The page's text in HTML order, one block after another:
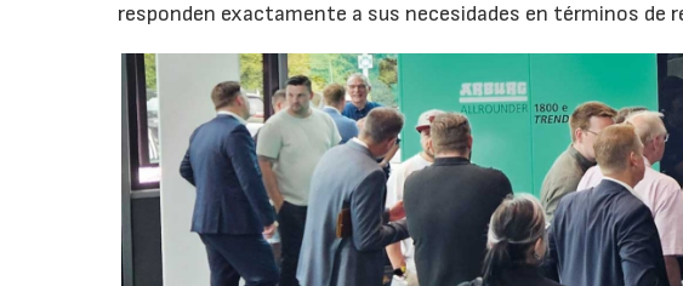
responden exactamente a sus necesidades en términos de